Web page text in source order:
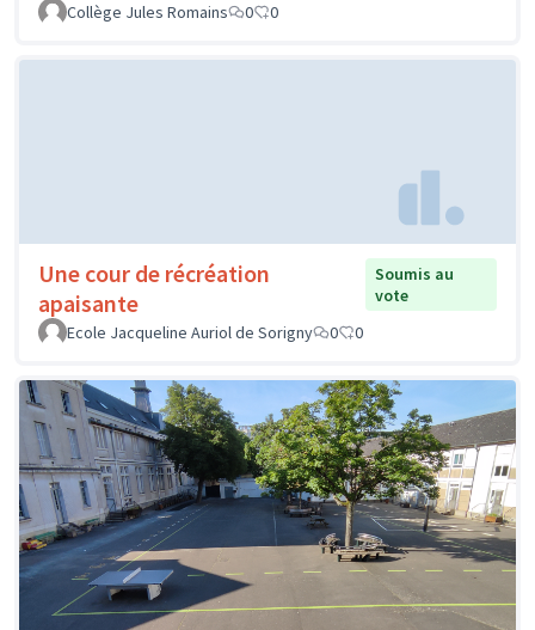
Collège Jules Romains
0 0
Une cour de récréation
apaisante
Soumis au
vote
Ecole Jacqueline Auriol de Sorigny
0 0